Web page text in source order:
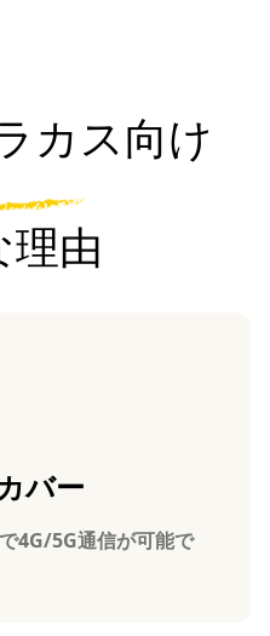
カス向け
由
バー
4G/5G通信が可能で